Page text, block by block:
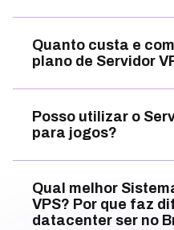
Quanto custa e
plano de Servidor
Posso utilizar o
para jogos?
Qual melhor
VPS? Por que faz
datacenter ser no